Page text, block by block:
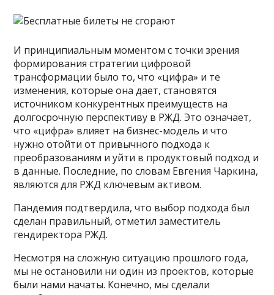
И принципиальным моментом с точки зрения
формирования стратегии цифровой
трансформации было то, что «цифра» и те
изменения, которые она дает, становятся
источником конкурентных преимуществ на
долгосрочную перспективу в РЖД. Это означает,
что «цифра» влияет на бизнес-модель и что
нужно отойти от привычного подхода к
преобразованиям и уйти в продуктовый подход и
в данные. Последние, по словам Евгения Чаркина,
являются для РЖД ключевым активом.
Пандемия подтвердила, что выбор подхода был
сделан правильный, отметил заместитель
гендиректора РЖД.
Несмотря на сложную ситуацию прошлого года,
мы не остановили ни один из проектов, которые
были нами начаты. Конечно, мы сделали